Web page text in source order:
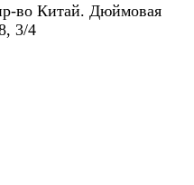
во Китай. Дюймовая
3/4